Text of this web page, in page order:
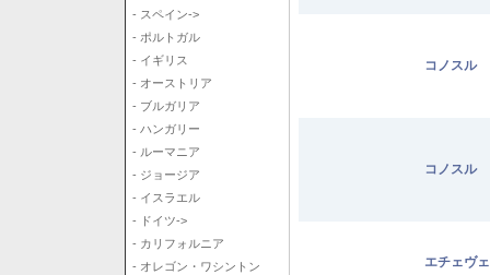
- スペイン->
- ポルトガル
- イギリス
- オーストリア
- ブルガリア
- ハンガリー
- ルーマニア
- ジョージア
- イスラエル
- ドイツ->
- カリフォルニア
- オレゴン・ワシントン
コノスル
コノスル
エチェヴ